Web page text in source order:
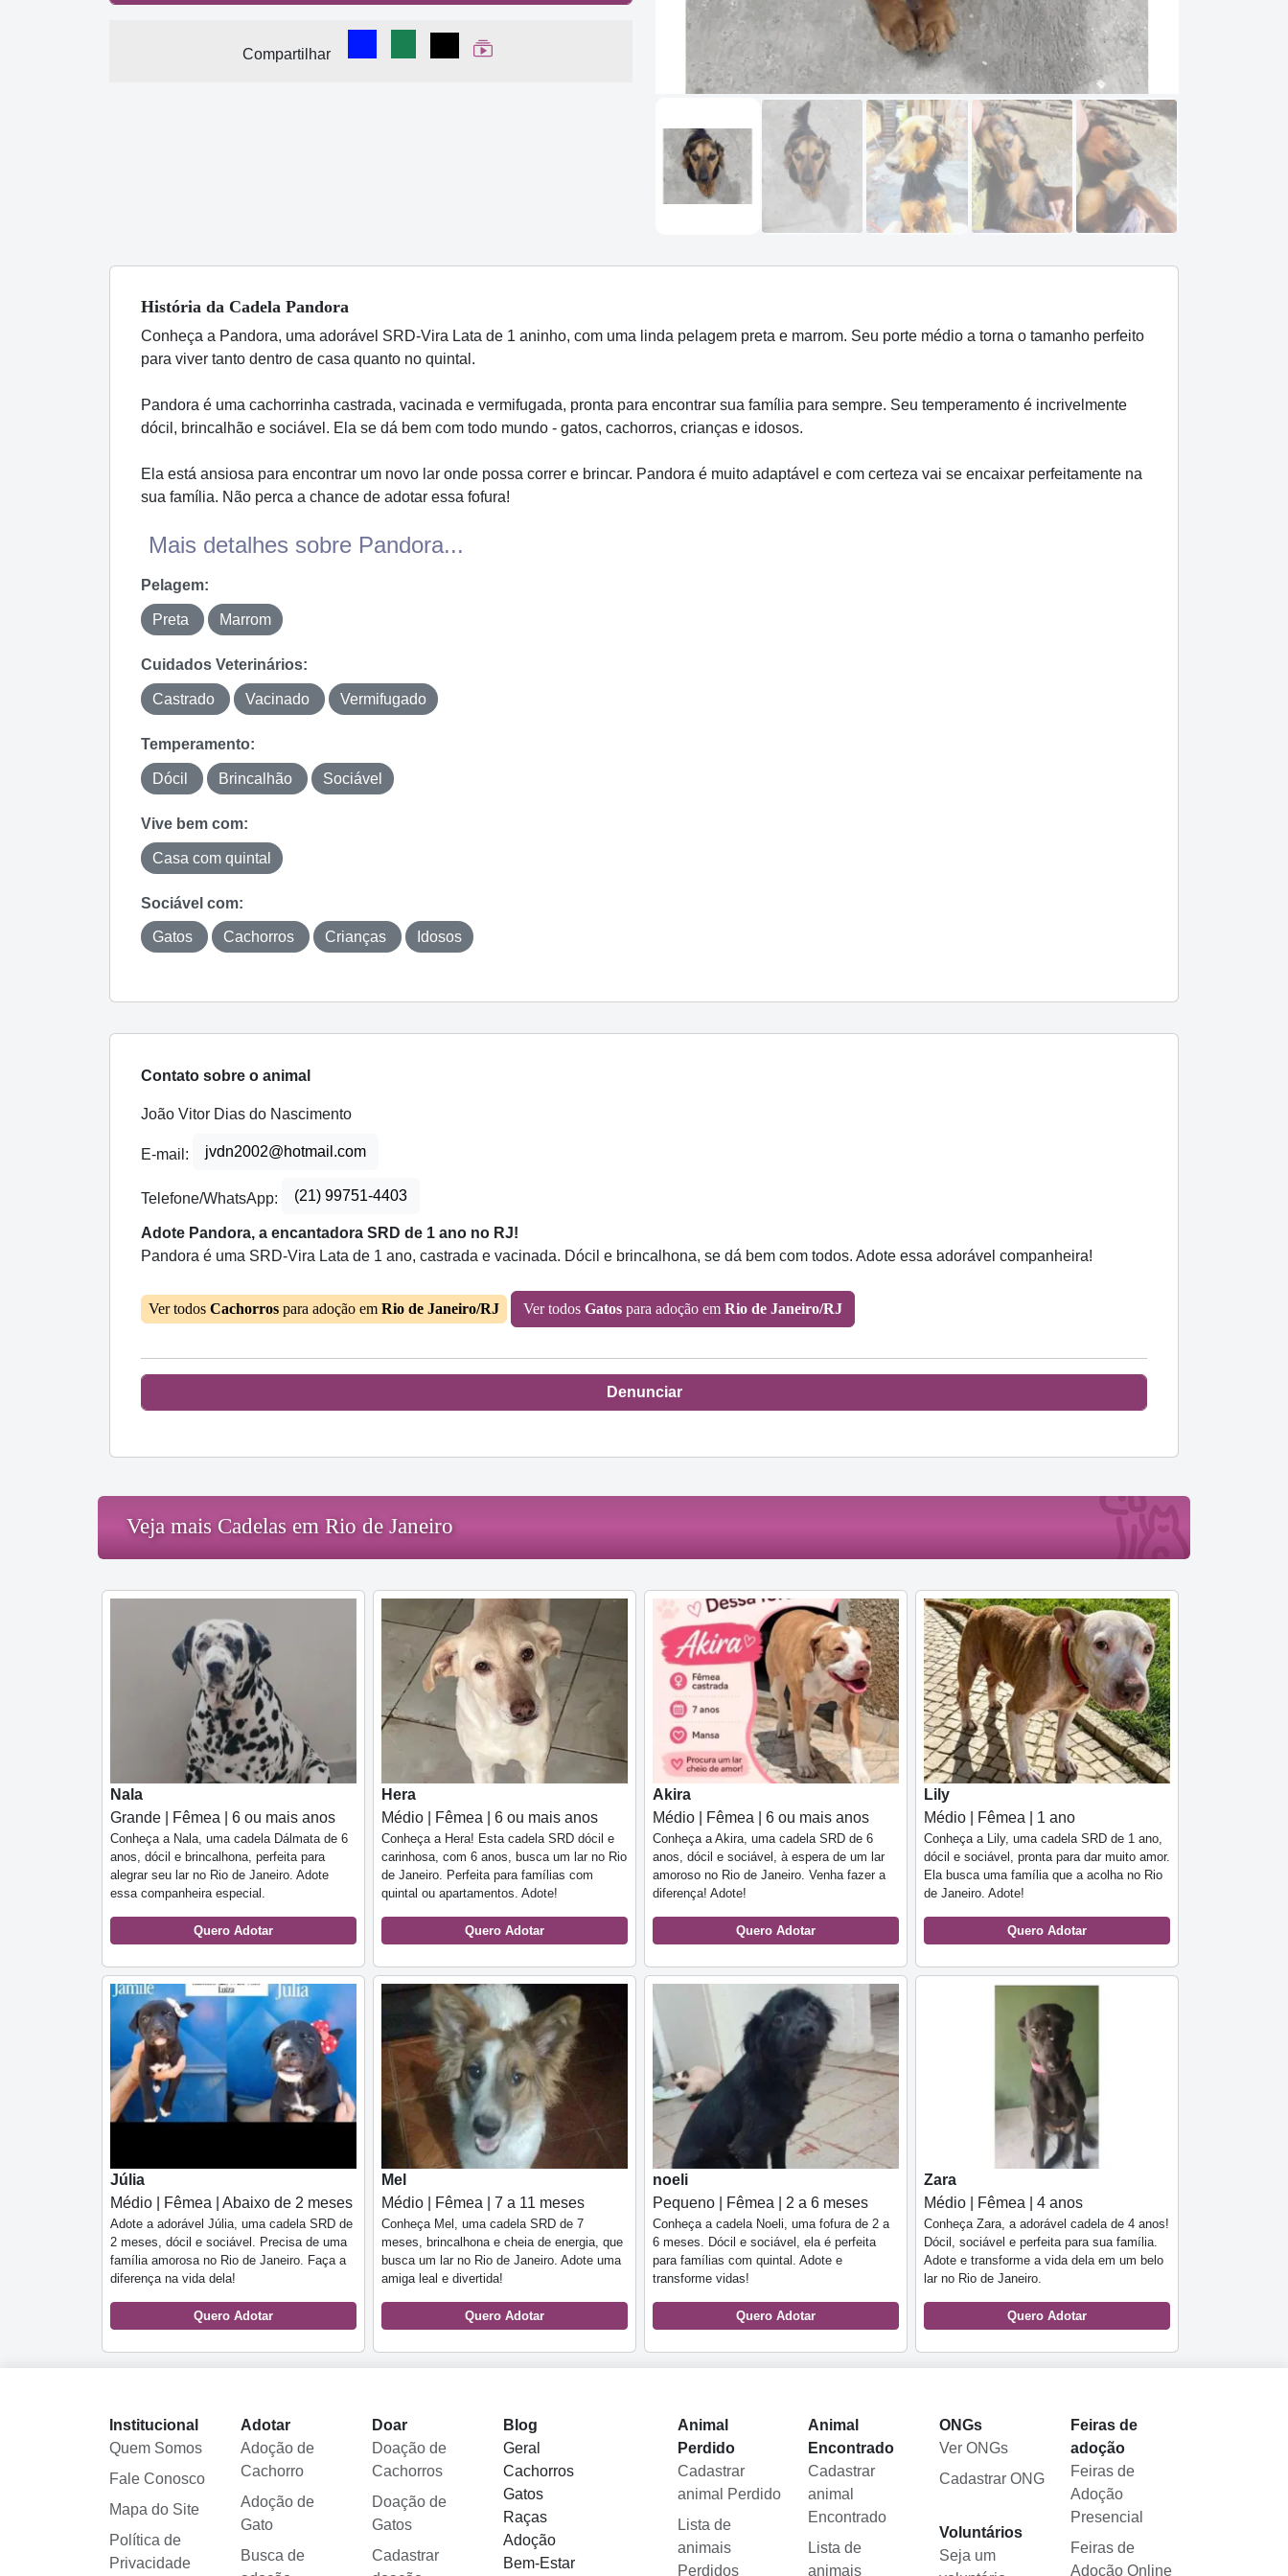
Compartilhar
Compartilhar no Facebook
Compartilhar no WhatsApp
Compartilhar
Ver Web Story
História da Cadela Pandora
Conheça a Pandora, uma adorável SRD-Vira Lata de 1 aninho, com uma linda pelagem preta e marrom. Seu porte médio a torna o tamanho perfeito
para viver tanto dentro de casa quanto no quintal.
Pandora é uma cachorrinha castrada, vacinada e vermifugada, pronta para encontrar sua família para sempre. Seu temperamento é incrivelmente
dócil, brincalhão e sociável. Ela se dá bem com todo mundo - gatos, cachorros, crianças e idosos.
Ela está ansiosa para encontrar um novo lar onde possa correr e brincar. Pandora é muito adaptável e com certeza vai se encaixar perfeitamente na
sua família. Não perca a chance de adotar essa fofura!
Mais detalhes sobre Pandora...
Pelagem:
Preta Marrom
Cuidados Veterinários:
Castrado Vacinado Vermifugado
Temperamento:
Dócil Brincalhão Sociável
Vive bem com:
Casa com quintal
Sociável com:
Gatos Cachorros Crianças Idosos
Contato sobre o animal
João Vitor Dias do Nascimento
E-mail: jvdn2002@hotmail.com
Telefone/WhatsApp: (21) 99751-4403
Adote Pandora, a encantadora SRD de 1 ano no RJ!
Pandora é uma SRD-Vira Lata de 1 ano, castrada e vacinada. Dócil e brincalhona, se dá bem com todos. Adote essa adorável companheira!
Ver todos Cachorros para adoção em Rio de Janeiro/RJ Ver todos Gatos para adoção em Rio de Janeiro/RJ
Denunciar
Veja mais Cadelas em Rio de Janeiro
Nala
Grande | Fêmea | 6 ou mais anos
Conheça a Nala, uma cadela Dálmata de 6
anos, dócil e brincalhona, perfeita para
alegrar seu lar no Rio de Janeiro. Adote
essa companheira especial.
Quero Adotar
Hera
Médio | Fêmea | 6 ou mais anos
Conheça a Hera! Esta cadela SRD dócil e
carinhosa, com 6 anos, busca um lar no Rio
de Janeiro. Perfeita para famílias com
quintal ou apartamentos. Adote!
Quero Adotar
Akira
Médio | Fêmea | 6 ou mais anos
Conheça a Akira, uma cadela SRD de 6
anos, dócil e sociável, à espera de um lar
amoroso no Rio de Janeiro. Venha fazer a
diferença! Adote!
Quero Adotar
Lily
Médio | Fêmea | 1 ano
Conheça a Lily, uma cadela SRD de 1 ano,
dócil e sociável, pronta para dar muito amor.
Ela busca uma família que a acolha no Rio
de Janeiro. Adote!
Quero Adotar
Júlia
Médio | Fêmea | Abaixo de 2 meses
Adote a adorável Júlia, uma cadela SRD de
2 meses, dócil e sociável. Precisa de uma
família amorosa no Rio de Janeiro. Faça a
diferença na vida dela!
Quero Adotar
Mel
Médio | Fêmea | 7 a 11 meses
Conheça Mel, uma cadela SRD de 7
meses, brincalhona e cheia de energia, que
busca um lar no Rio de Janeiro. Adote uma
amiga leal e divertida!
Quero Adotar
noeli
Pequeno | Fêmea | 2 a 6 meses
Conheça a cadela Noeli, uma fofura de 2 a
6 meses. Dócil e sociável, ela é perfeita
para famílias com quintal. Adote e
transforme vidas!
Quero Adotar
Zara
Médio | Fêmea | 4 anos
Conheça Zara, a adorável cadela de 4 anos!
Dócil, sociável e perfeita para sua família.
Adote e transforme a vida dela em um belo
lar no Rio de Janeiro.
Quero Adotar
Institucional
Quem Somos
Fale Conosco
Mapa do Site
Política de
Privacidade
Adotar
Adoção de
Cachorro
Adoção de
Gato
Busca de
Doar
Doação de
Cachorros
Doação de
Gatos
Cadastrar
Blog
Geral
Cachorros
Gatos
Raças
Adoção
Bem-Estar
Animal
Perdido
Cadastrar
animal Perdido
Lista de
animais
Perdidos
Animal
Encontrado
Cadastrar
animal
Encontrado
Lista de
animais
ONGs
Ver ONGs
Cadastrar ONG
Voluntários
Seja um
Feiras de
adoção
Feiras de
Adoção
Presencial
Feiras de
Adoção Online